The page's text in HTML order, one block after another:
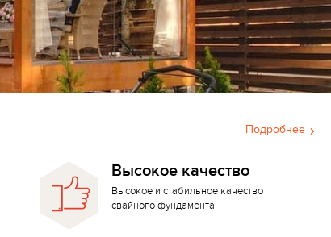
Подробнее
Высокое качество
Высокое и стабильное качество
свайного фундамента